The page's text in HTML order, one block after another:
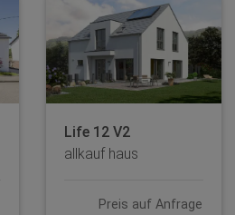
Life 12 V2
allkauf haus
Preis auf Anfrage